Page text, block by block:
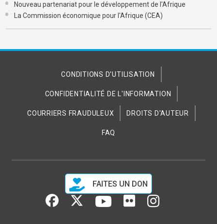
Nouveau partenariat pour le développement de l'Afrique
La Commission économique pour l'Afrique (CEA)
CONDITIONS D'UTILISATION
CONFIDENTIALITÉ DE L'INFORMATION
COURRIERS FRAUDULEUX DROITS D'AUTEUR
FAQ
FAITES UN DON